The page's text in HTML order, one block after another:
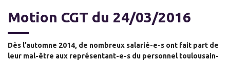
FacebookLinkedInTwitterWhatsApp
Email
Motion CGT du 24/03/2016
Dès l’automne 2014, de nombreux salarié-e-s ont fait part de
leur mal-être aux représentant-e-s du personnel toulousain-